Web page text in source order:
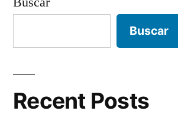
Buscar
Recent Posts